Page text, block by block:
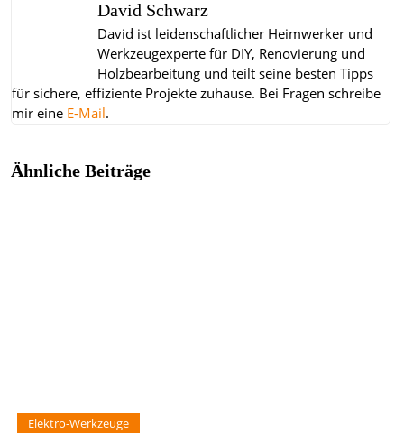
David Schwarz
David ist leidenschaftlicher Heimwerker und
Werkzeugexperte für DIY, Renovierung und
Holzbearbeitung und teilt seine besten Tipps
für sichere, effiziente Projekte zuhause. Bei Fragen schreibe
mir eine E-Mail.
Ähnliche Beiträge
Elektro-Werkzeuge